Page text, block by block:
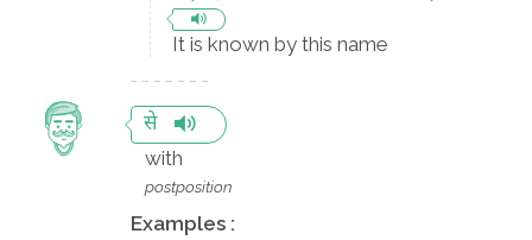
It is known by this name
से
with
postposition
Examples :